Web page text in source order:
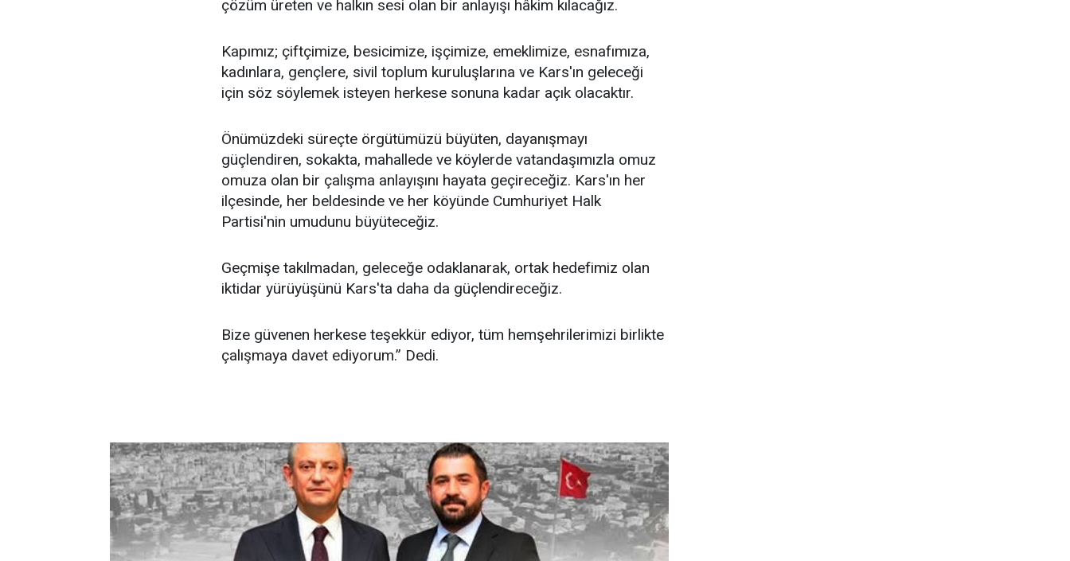
çözüm üreten ve halkın sesi olan bir anlayışı hâkim kılacağız.
Kapımız; çiftçimize, besicimize, işçimize, emeklimize, esnafımıza,
kadınlara, gençlere, sivil toplum kuruluşlarına ve Kars'ın geleceği
için söz söylemek isteyen herkese sonuna kadar açık olacaktır.
Önümüzdeki süreçte örgütümüzü büyüten, dayanışmayı
güçlendiren, sokakta, mahallede ve köylerde vatandaşımızla omuz
omuza olan bir çalışma anlayışını hayata geçireceğiz. Kars'ın her
ilçesinde, her beldesinde ve her köyünde Cumhuriyet Halk
Partisi'nin umudunu büyüteceğiz.
Geçmişe takılmadan, geleceğe odaklanarak, ortak hedefimiz olan
iktidar yürüyüşünü Kars'ta daha da güçlendireceğiz.
Bize güvenen herkese teşekkür ediyor, tüm hemşehrilerimizi birlikte
çalışmaya davet ediyorum.” Dedi.